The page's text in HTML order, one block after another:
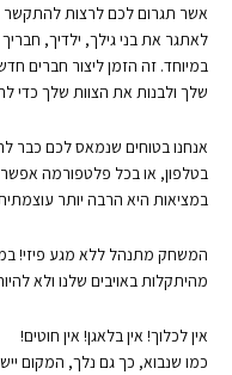
אשר תגרום לכם לרצות להתקשר
לאתגר את בני גילך, ילדיך,
במיוחד. זה הזמן ליצור חברים
שלך ולבנות את הצוות שלך כדי
אנחנו בטוחים שנמאס לכם כבר
בטלפון, או בכל פלטפורמה
במציאות היא הרבה יותר
המשחק מתנהל ללא מגע פיזי!
מהיתקלות באויבים שלנו ולא
אין לכלוך! אין בלאגן! אין חוטים!
כמו שנבוא, כך גם נלך, המקום